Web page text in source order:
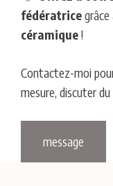
fédératrice
céramique!
Contactez-moi
mesure, discuter
message